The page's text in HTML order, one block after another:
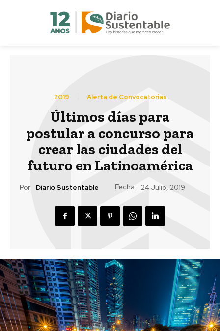
2019 Alerta de Convocatorias
Últimos días para
postular a concurso para
crear las ciudades del
futuro en Latinoamérica
Por: Diario Sustentable Fecha: 24 Julio, 2019